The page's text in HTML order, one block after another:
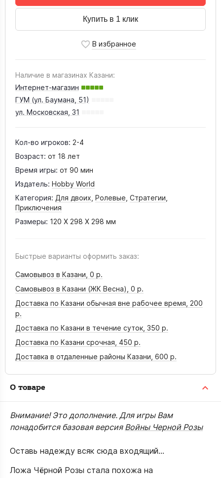
Купить в 1 клик
Наличие в магазинах Казани:
Интернет-магазин
ГУМ (ул. Баумана, 51)
ул. Московская, 31
Кол-во игроков: 2-4
Возраст: от 18 лет
Время игры: от 90 мин
Издатель: Hobby World
Категория: Для двоих Ролевые Стратегии
Приключения
Размеры: 120 X 298 X 298 мм
Быстрые варианты оформить заказ:
Самовывоз в Казани, 0 р.
Самовывоз в Казани (ЖК Весна), 0 р.
Доставка по Казани обычная вне рабочее время, 200
р.
Доставка по Казани в течение суток, 350 р.
Доставка по Казани срочная, 450 р.
Доставка в отдаленные районы Казани, 600 р.
О товаре
Внимание! Это дополнение. Для игры Вам
понадобится базовая версия Войны Черной Розы
Оставь надежду всяк сюда входящий...
Ложа Чёрной Розы стала похожа на